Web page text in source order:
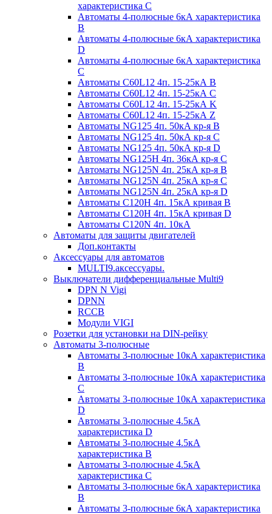
характеристика С
Автоматы 4-полюсные 6кА характеристика
B
Автоматы 4-полюсные 6кА характеристика
D
Автоматы 4-полюсные 6кА характеристика
С
Автоматы C60L12 4п. 15-25кА B
Автоматы C60L12 4п. 15-25кА C
Автоматы C60L12 4п. 15-25кА K
Автоматы C60L12 4п. 15-25кА Z
Автоматы NG125 4п. 50кА кр-я B
Автоматы NG125 4п. 50кА кр-я C
Автоматы NG125 4п. 50кА кр-я D
Автоматы NG125H 4п. 36кА кр-я C
Автоматы NG125N 4п. 25кА кр-я B
Автоматы NG125N 4п. 25кА кр-я C
Автоматы NG125N 4п. 25кА кр-я D
Автоматы С120H 4п. 15кА кривая B
Автоматы С120H 4п. 15кА кривая D
Автоматы С120N 4п. 10кА
Автоматы для защиты двигателей
Доп.контакты
Аксессуары для автоматов
MULTI9.аксессуары.
Выключатели дифференциальные Multi9
DPN N Vigi
DPNN
RCCB
Модули VIGI
Розетки для установки на DIN-рейку
Автоматы 3-полюсные
Автоматы 3-полюсные 10кА характеристика
B
Автоматы 3-полюсные 10кА характеристика
C
Автоматы 3-полюсные 10кА характеристика
D
Автоматы 3-полюсные 4.5кА
характеристика D
Автоматы 3-полюсные 4.5кА
характеристика В
Автоматы 3-полюсные 4.5кА
характеристика С
Автоматы 3-полюсные 6кА характеристика
B
Автоматы 3-полюсные 6кА характеристика